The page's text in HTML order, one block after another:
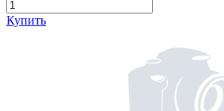
Купить